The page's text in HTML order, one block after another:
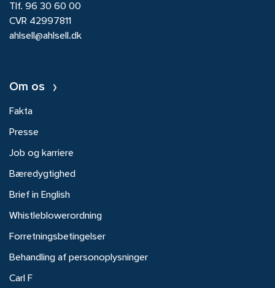
Tlf. 96 30 60 00
CVR 42997811
ahlsell@ahlsell.dk
Om os
Fakta
Presse
Job og karriere
Bæredygtighed
Brief in English
Whistleblowerordning
Forretningsbetingelser
Behandling af personoplysninger
Carl F